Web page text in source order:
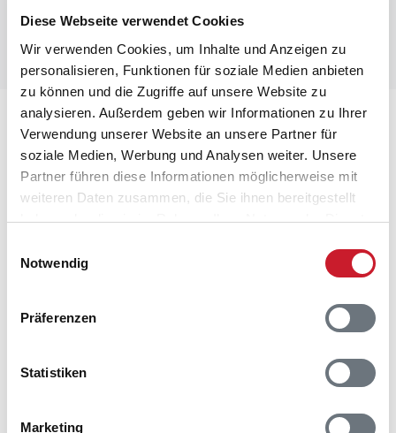
Diese Webseite verwendet Cookies
Wir verwenden Cookies, um Inhalte und Anzeigen zu
personalisieren, Funktionen für soziale Medien anbieten
zu können und die Zugriffe auf unsere Website zu
analysieren. Außerdem geben wir Informationen zu Ihrer
Verwendung unserer Website an unsere Partner für
soziale Medien, Werbung und Analysen weiter. Unsere
Partner führen diese Informationen möglicherweise mit
weiteren Daten zusammen, die Sie ihnen bereitgestellt
haben oder die sie im Rahmen Ihrer Nutzung der Dienste
Notwendig
Präferenzen
Statistiken
Marketing
Lageplan
Adresse
Ferienhaus LK2095